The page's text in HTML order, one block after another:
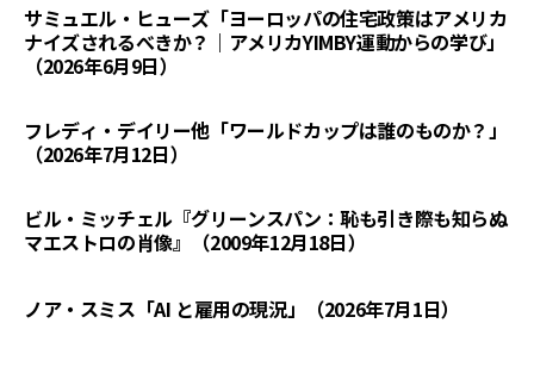
サミュエル・ヒューズ「ヨーロッパの住宅政策はアメリカ
ナイズされるべきか？｜アメリカYIMBY運動からの学び」
（2026年6月9日）
フレディ・デイリー他「ワールドカップは誰のものか？」
（2026年7月12日）
ビル・ミッチェル『グリーンスパン：恥も引き際も知らぬ
マエストロの肖像』（2009年12月18日）
ノア・スミス「AI と雇用の現況」（2026年7月1日）